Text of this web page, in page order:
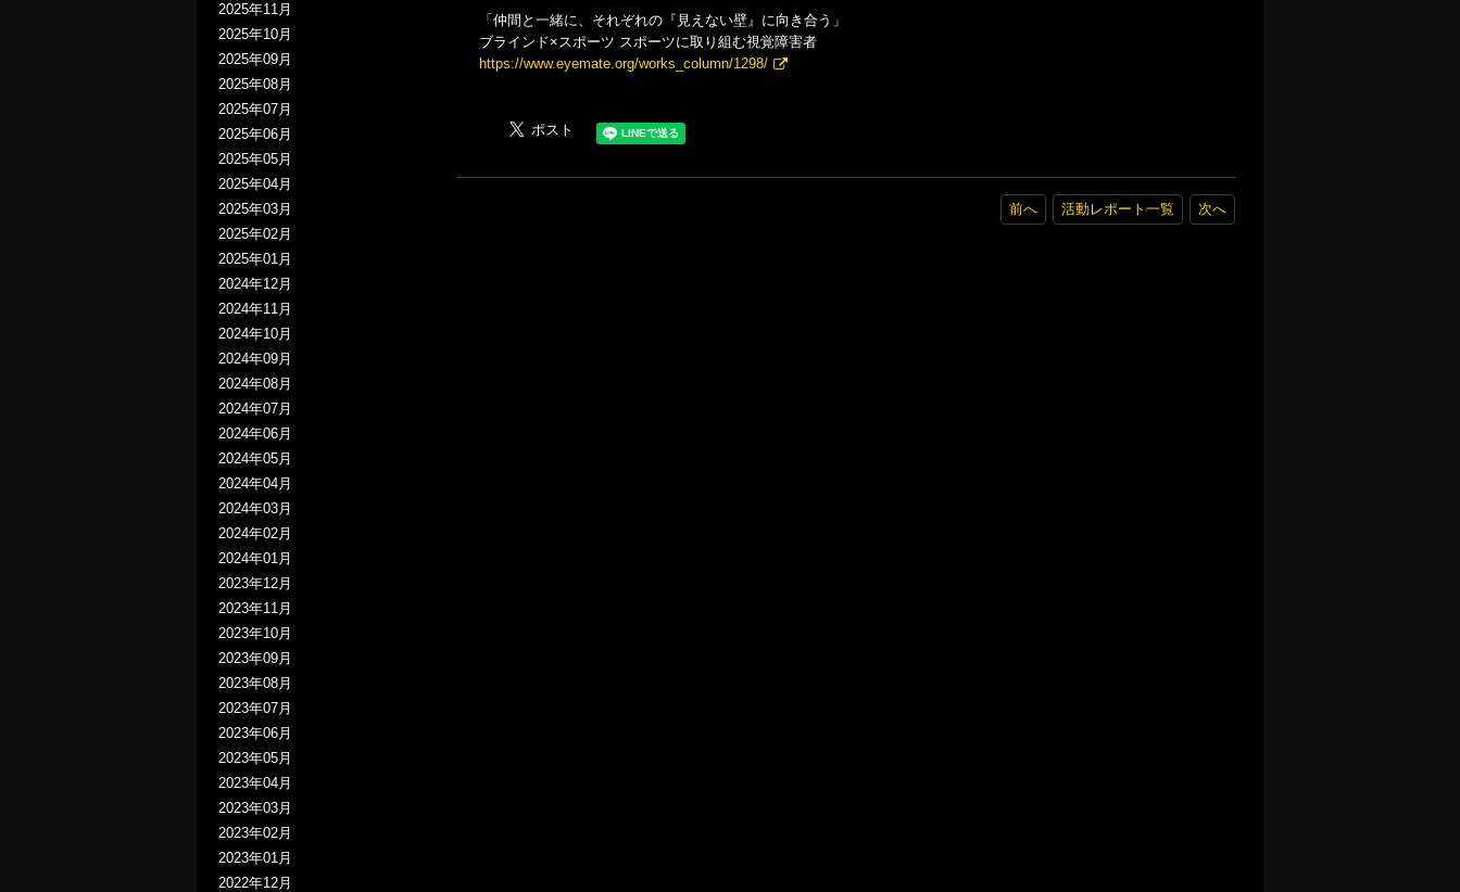
2025年11月
2025年10月
2025年09月
2025年08月
2025年07月
2025年06月
2025年05月
2025年04月
2025年03月
2025年02月
2025年01月
2024年12月
2024年11月
2024年10月
2024年09月
2024年08月
2024年07月
2024年06月
2024年05月
2024年04月
2024年03月
2024年02月
2024年01月
2023年12月
2023年11月
2023年10月
2023年09月
2023年08月
2023年07月
2023年06月
2023年05月
2023年04月
2023年03月
2023年02月
2023年01月
2022年12月
「仲間と一緒に、それぞれの『見えない壁』に向き合う」
ブラインド×スポーツ スポーツに取り組む視覚障害者
https://www.eyemate.org/works_column/1298/
前へ 活動レポート一覧 次へ